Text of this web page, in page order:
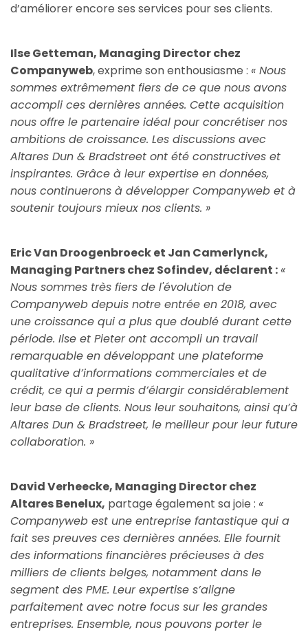
d’améliorer encore ses services pour ses clients.
Ilse Getteman, Managing Director chez
Companyweb, exprime son enthousiasme : « Nous
sommes extrêmement fiers de ce que nous avons
accompli ces dernières années. Cette acquisition
nous offre le partenaire idéal pour concrétiser nos
ambitions de croissance. Les discussions avec
Altares Dun & Bradstreet ont été constructives et
inspirantes. Grâce à leur expertise en données,
nous continuerons à développer Companyweb et à
soutenir toujours mieux nos clients. »
Eric Van Droogenbroeck et Jan Camerlynck,
Managing Partners chez Sofindev, déclarent : «
Nous sommes très fiers de l'évolution de
Companyweb depuis notre entrée en 2018, avec
une croissance qui a plus que doublé durant cette
période. Ilse et Pieter ont accompli un travail
remarquable en développant une plateforme
qualitative d’informations commerciales et de
crédit, ce qui a permis d’élargir considérablement
leur base de clients. Nous leur souhaitons, ainsi qu’à
Altares Dun & Bradstreet, le meilleur pour leur future
collaboration. »
David Verheecke, Managing Director chez
Altares Benelux, partage également sa joie : «
Companyweb est une entreprise fantastique qui a
fait ses preuves ces dernières années. Elle fournit
des informations financières précieuses à des
milliers de clients belges, notamment dans le
segment des PME. Leur expertise s’aligne
parfaitement avec notre focus sur les grandes
entreprises. Ensemble, nous pouvons porter le